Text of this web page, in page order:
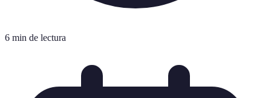
6 min de lectura